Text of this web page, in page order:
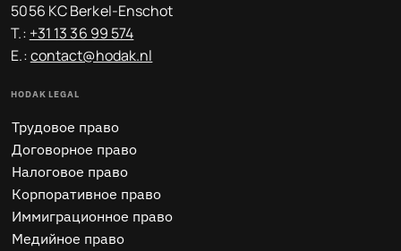
5056 KC Berkel-Enschot
T.: +31 13 36 99 574
E.:contact@hodak.nl
HODAK LEGAL
Трудовое право
Договорное право
Налоговое право
Корпоративное право
Иммиграционное право
Медийное право